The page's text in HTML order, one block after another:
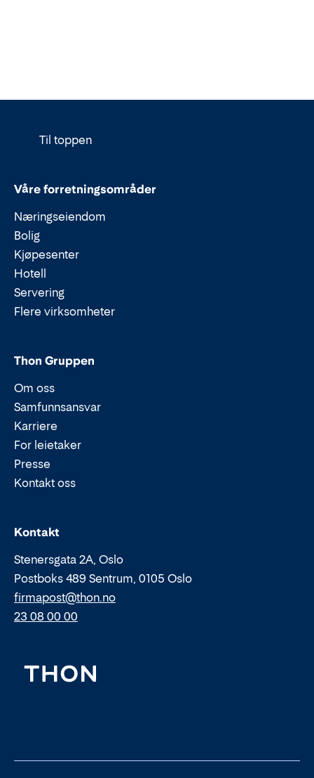
Til toppen
Våre forretningsområder
Næringseiendom
Bolig
Kjøpesenter
Hotell
Servering
Flere virksomheter
Thon Gruppen
Om oss
Samfunnsansvar
Karriere
For leietaker
Presse
Kontakt oss
Kontakt
Stenersgata 2A, Oslo
Postboks 489 Sentrum, 0105 Oslo
Epost:
firmapost@thon.no
Telefon:
23 08 00 00